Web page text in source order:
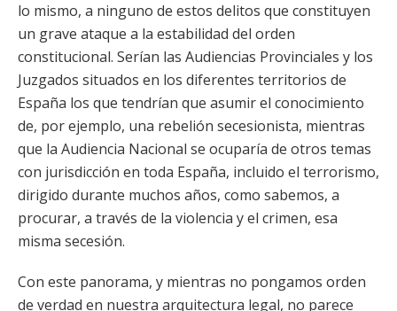
lo mismo, a ninguno de estos delitos que constituyen
un grave ataque a la estabilidad del orden
constitucional. Serían las Audiencias Provinciales y los
Juzgados situados en los diferentes territorios de
España los que tendrían que asumir el conocimiento
de, por ejemplo, una rebelión secesionista, mientras
que la Audiencia Nacional se ocuparía de otros temas
con jurisdicción en toda España, incluido el terrorismo,
dirigido durante muchos años, como sabemos, a
procurar, a través de la violencia y el crimen, esa
misma secesión.
Con este panorama, y mientras no pongamos orden
de verdad en nuestra arquitectura legal, no parece